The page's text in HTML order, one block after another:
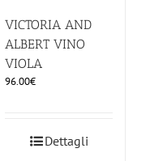
VICTORIA AND
ALBERT VINO
VIOLA
96.00€
Dettagli